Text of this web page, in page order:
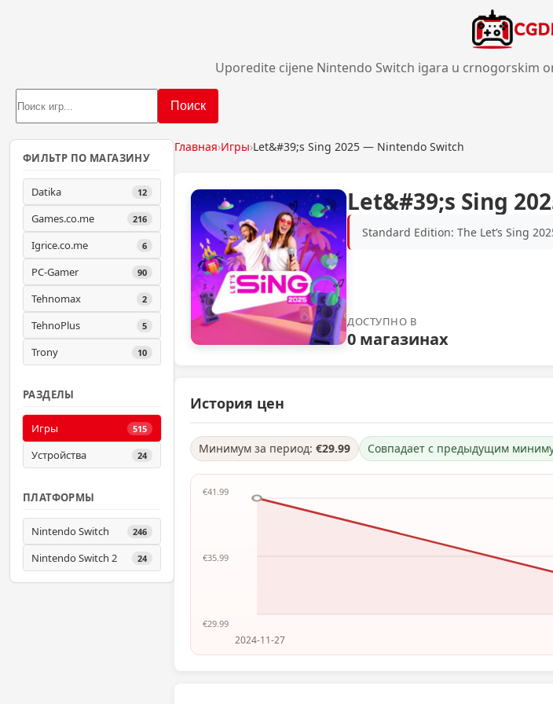
Uporedite cijene Nintendo Switch igara u crnogorskim
Поиск
ФИЛЬТР ПО МАГАЗИНУ
Datika 12
Games.co.me 216
Igrice.co.me 6
PC-Gamer 90
Tehnomax 2
TehnoPlus 5
Trony 10
РАЗДЕЛЫ
Игры 515
Устройства 24
ПЛАТФОРМЫ
Nintendo Switch 246
Nintendo Switch 2 24
Главная›Игры›Let&#39;s Sing 2025 — Nintendo Switch
Let&#39;s Sing
Standard Edition: The Let’s Sing
ДОСТУПНО В
0 магазинах
История цен
Минимум за период: €29.99 Совпадает с предыдущим
€41.99
€35.99
€29.99
2024-11-27